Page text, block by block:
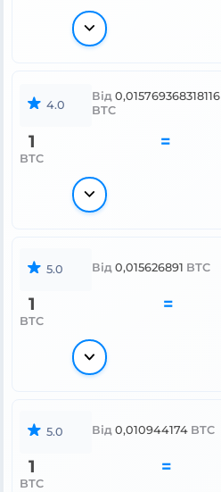
4.0
Від 0,015769368318116
BTC
1
BTC
=
5.0 Від 0,015626891 BTC
1
BTC
=
5.0 Від 0,010944174 BTC
1
BTC
=